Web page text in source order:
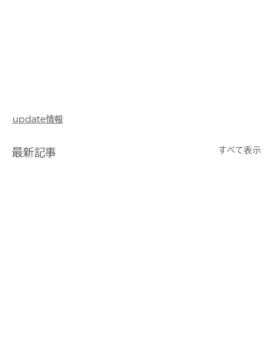
update情報
最新記事 すべて表示